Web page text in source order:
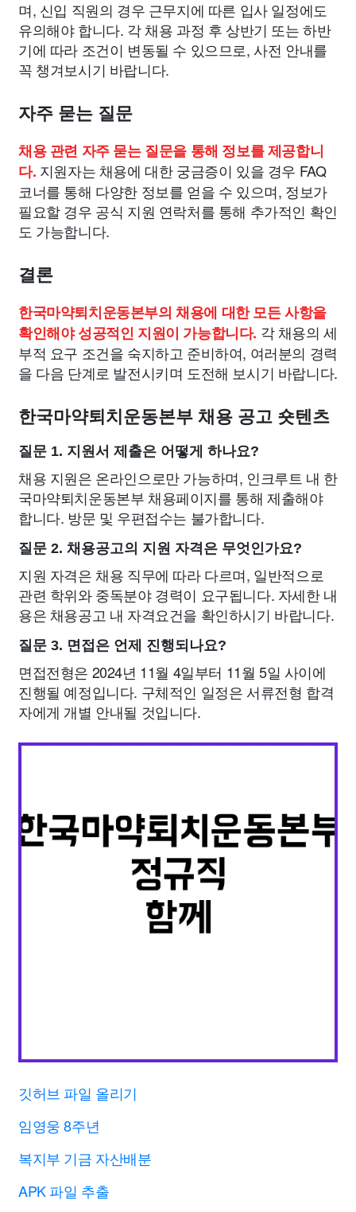
며, 신입 직원의 경우 근무지에 따른 입사 일정에도
유의해야 합니다. 각 채용 과정 후 상반기 또는 하반
기에 따라 조건이 변동될 수 있으므로, 사전 안내를
꼭 챙겨보시기 바랍니다.
자주 묻는 질문
채용 관련 자주 묻는 질문을 통해 정보를 제공합니
다. 지원자는 채용에 대한 궁금증이 있을 경우 FAQ
코너를 통해 다양한 정보를 얻을 수 있으며, 정보가
필요할 경우 공식 지원 연락처를 통해 추가적인 확인
도 가능합니다.
결론
한국마약퇴치운동본부의 채용에 대한 모든 사항을
확인해야 성공적인 지원이 가능합니다. 각 채용의 세
부적 요구 조건을 숙지하고 준비하여, 여러분의 경력
을 다음 단계로 발전시키며 도전해 보시기 바랍니다.
한국마약퇴치운동본부 채용 공고 숏텐츠
질문 1. 지원서 제출은 어떻게 하나요?
채용 지원은 온라인으로만 가능하며, 인크루트 내 한
국마약퇴치운동본부 채용페이지를 통해 제출해야
합니다. 방문 및 우편접수는 불가합니다.
질문 2. 채용공고의 지원 자격은 무엇인가요?
지원 자격은 채용 직무에 따라 다르며, 일반적으로
관련 학위와 중독분야 경력이 요구됩니다. 자세한 내
용은 채용공고 내 자격요건을 확인하시기 바랍니다.
질문 3. 면접은 언제 진행되나요?
면접전형은 2024년 11월 4일부터 11월 5일 사이에
진행될 예정입니다. 구체적인 일정은 서류전형 합격
자에게 개별 안내될 것입니다.
깃허브 파일 올리기
임영웅 8주년
복지부 기금 자산배분
APK 파일 추출